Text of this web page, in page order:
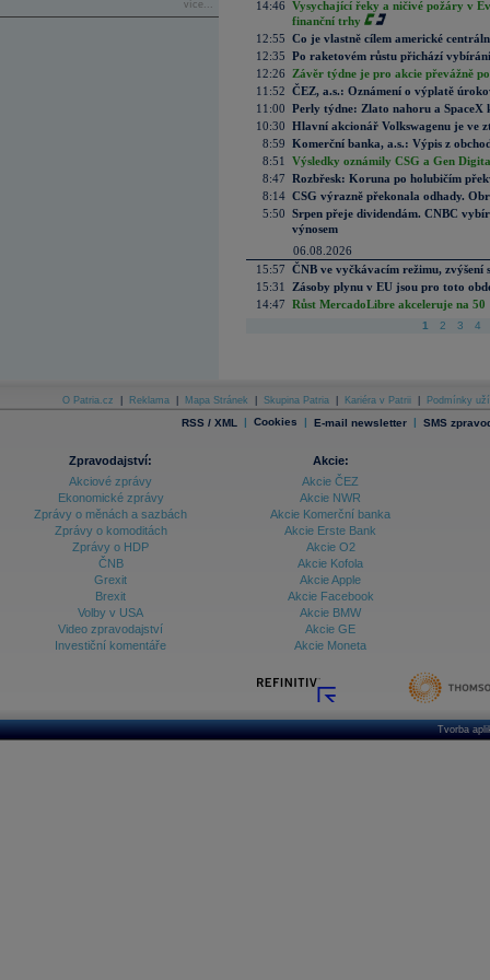
více...
14:46 Vysychající řeky a ničivé požáry v
finanční trhy
12:55 Co je vlastně cílem americké
12:35 Po raketovém růstu přichází
12:26
Závěr týdne je pro akcie převážně
11:52 ČEZ, a.s.: Oznámení o výplatě
11:00 Perly týdne: Zlato nahoru a SpaceX
10:30 Hlavní akcionář Volkswagenu je ve
8:59 Komerční banka, a.s.: Výpis z
8:51
Výsledky oznámily CSG a Gen
8:47 Rozbřesk: Koruna po holubičím
8:14 CSG výrazně překonala odhady.
5:50 Srpen přeje dividendám. CNBC
výnosem
06.08.2026
15:57 ČNB ve vyčkávacím režimu, zvýšení
15:31
Zásoby plynu v EU jsou pro toto
14:47 Růst MercadoLibre akceleruje na
1 2 3 4
O Patria.cz Reklama Mapa Stránek Skupina Patria Kariéra v Patrii Podmínky
RSS / XML | Cookies | E-mail newsletter | SMS
Zpravodajství:
Akciové zprávy
Ekonomické zprávy
Zprávy o měnách a sazbách
Zprávy o komoditách
Zprávy o HDP
ČNB
Grexit
Brexit
Volby v USA
Video zpravodajství
Investiční komentáře
Akcie:
Akcie ČEZ
Akcie NWR
Akcie Komerční banka
Akcie Erste Bank
Akcie O2
Akcie Kofola
Akcie Apple
Akcie Facebook
Akcie BMW
Akcie GE
Akcie Moneta
Tvorba